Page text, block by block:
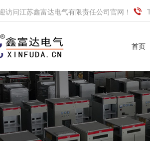
访问江苏鑫富达电气有限责任公司官网！
首页